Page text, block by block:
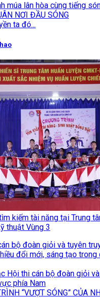
múa lân hòa cùng tiếng
NƠI ĐẦU SÓNG
ta đó...
kiếm tài năng tại Trung
thuật Vùng 3
bộ đoàn giỏi và tuyên
đổi mới, sáng tạo trong
Hội thi cán bộ đoàn giỏi
phía Nam
“VƯỢT SÓNG” CỦA